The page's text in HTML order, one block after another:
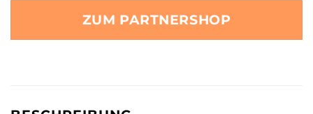
ZUM PARTNERSHOP